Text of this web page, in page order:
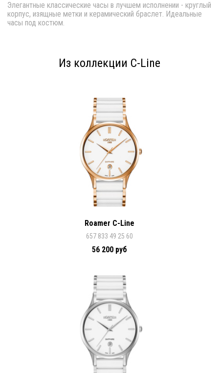
Элегантные классические часы в лучшем исполнении - круглый
корпус, изящные метки и керамический браслет. Идеальные
часы под костюм.
Из коллекции C-Line
Roamer C-Line
657 833 49 25 60
56 200 руб